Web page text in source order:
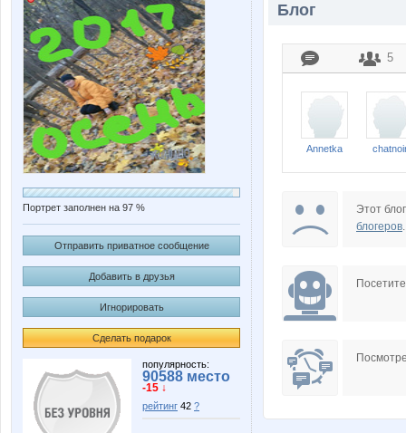
Портрет заполнен на 97 %
Отправить приватное сообщение
Добавить в друзья
Игнорировать
Сделать подарок
популярность:
90588 место
-15 ↓
рейтинг 42 ?
Блог
5
Annetka
Этот
блогеров.